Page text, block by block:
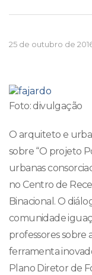
25 de outubro de
Foto: divulgação
O arquiteto e
sobre “O projeto
urbanas
no Centro de
Binacional. O
comunidade
professores sobre
ferramenta
Plano Diretor de